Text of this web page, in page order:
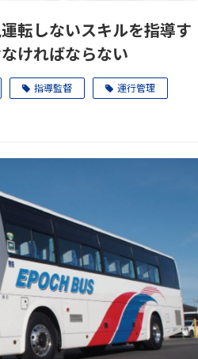
転しないスキルを指導す
ければならない
指導監督 運行管理